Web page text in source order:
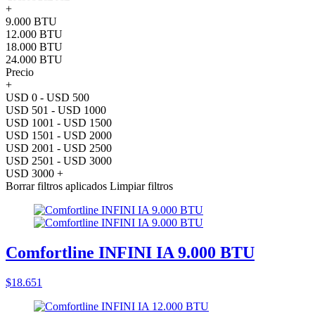
+
9.000 BTU
12.000 BTU
18.000 BTU
24.000 BTU
Precio
+
USD 0 - USD 500
USD 501 - USD 1000
USD 1001 - USD 1500
USD 1501 - USD 2000
USD 2001 - USD 2500
USD 2501 - USD 3000
USD 3000 +
Borrar filtros aplicados Limpiar filtros
Comfortline INFINI IA 9.000 BTU
$18.651